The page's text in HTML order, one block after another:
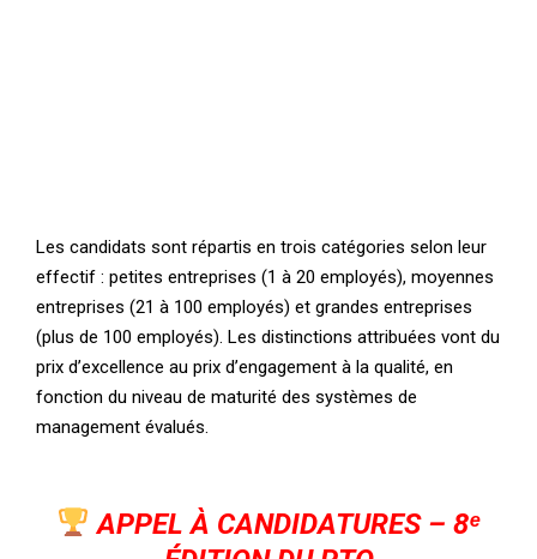
Les candidats sont répartis en trois catégories selon leur
effectif : petites entreprises (1 à 20 employés), moyennes
entreprises (21 à 100 employés) et grandes entreprises
(plus de 100 employés). Les distinctions attribuées vont du
prix d’excellence au prix d’engagement à la qualité, en
fonction du niveau de maturité des systèmes de
management évalués.
APPEL À CANDIDATURES – 8ᵉ